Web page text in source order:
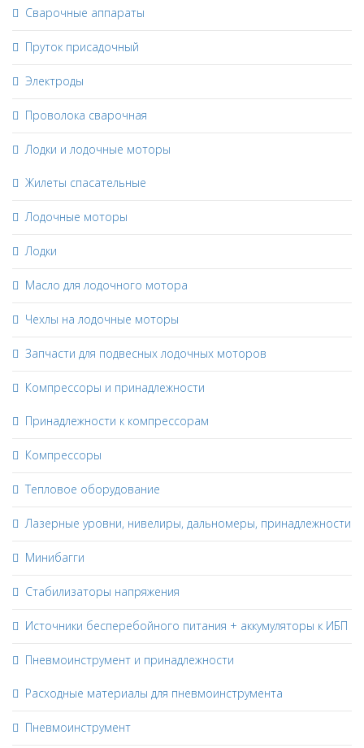
Сварочные аппараты
Пруток присадочный
Электроды
Проволока сварочная
Лодки и лодочные моторы
Жилеты спасательные
Лодочные моторы
Лодки
Масло для лодочного мотора
Чехлы на лодочные моторы
Запчасти для подвесных лодочных моторов
Компрессоры и принадлежности
Принадлежности к компрессорам
Компрессоры
Тепловое оборудование
Лазерные уровни, нивелиры, дальномеры, принадлежности
Минибагги
Стабилизаторы напряжения
Источники бесперебойного питания + аккумуляторы к ИБП
Пневмоинструмент и принадлежности
Расходные материалы для пневмоинструмента
Пневмоинструмент